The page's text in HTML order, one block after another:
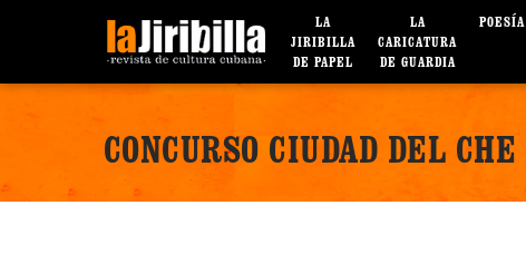
LA
JIRIBILLA
DE PAPEL
LA
CARICATURA
DE GUARDIA
POESÍA
CONCURSO CIUDAD DEL CHE